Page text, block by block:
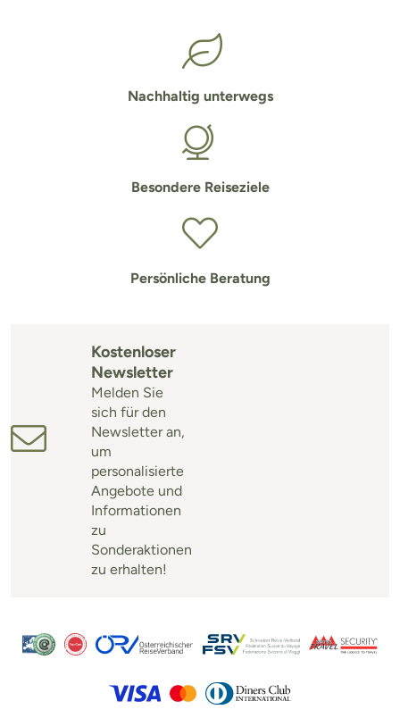
Nachhaltig unterwegs
Besondere Reiseziele
Persönliche Beratung
Kostenloser
Newsletter
Melden Sie
sich für den
Newsletter an,
um
personalisierte
Angebote und
Informationen
zu
Sonderaktionen
zu erhalten!